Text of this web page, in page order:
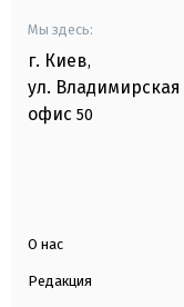
Мы здесь:
г. Киев,
ул. Владимирская
офис 50
О нас
Редакция